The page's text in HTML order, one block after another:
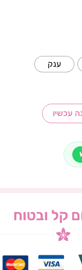
ענק
עכשיו
קל ובטוח